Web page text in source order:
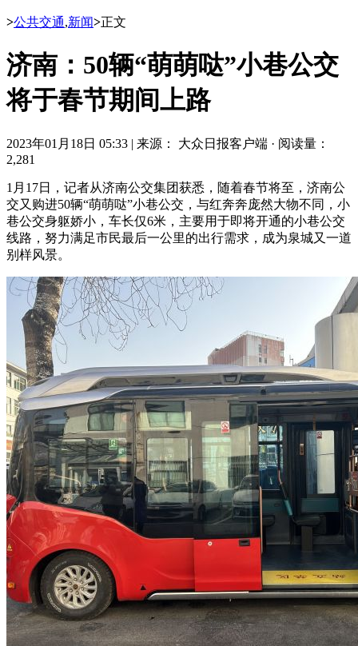
>公共交通,新闻>正文
济南：50辆“萌萌哒”小巷公交
将于春节期间上路
2023年01月18日 05:33 | 来源： 大众日报客户端 · 阅读量：
2,281
1月17日，记者从济南公交集团获悉，随着春节将至，济南公
交又购进50辆“萌萌哒”小巷公交，与红奔奔庞然大物不同，小
巷公交身躯娇小，车长仅6米，主要用于即将开通的小巷公交
线路，努力满足市民最后一公里的出行需求，成为泉城又一道
别样风景。